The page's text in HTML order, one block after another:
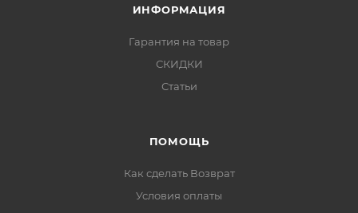
ИНФОРМАЦИЯ
Гарантия на товар
СКИДКИ
Статьи
ПОМОЩЬ
Как сделать Возврат
Условия оплаты